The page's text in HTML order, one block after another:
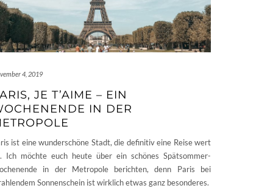
4, 2019
JE T’AIME – EIN
IN DER
ist eine wunderschöne Stadt, die definitiv eine Reise wert
Ich möchte euch heute über ein schönes Spätsommer-
in der Metropole berichten, denn Paris bei
Sonnenschein ist wirklich etwas ganz besonderes.